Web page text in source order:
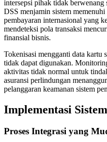
intersepsi pihak tidak
DSS menjamin sistem
pembayaran internasional yang
mendeteksi pola transaksi
finansial bisnis.
Tokenisasi mengganti data kartu
tidak dapat digunakan.
aktivitas tidak normal untuk
asuransi perlindungan
pelanggaran keamanan sistem
Implementasi
Proses Integrasi yang